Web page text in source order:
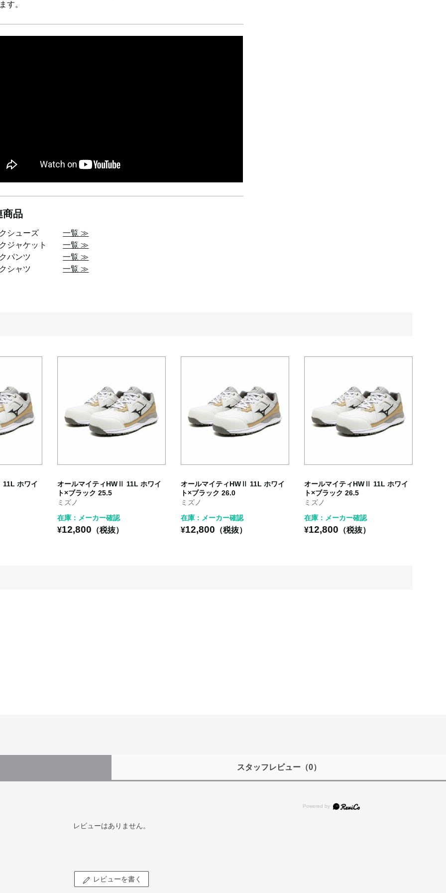
す。
商品
クシューズ一覧 ≫
クジャケット一覧 ≫
クパンツ一覧 ≫
クシャツ一覧 ≫
ホワイ
オールマイティHWⅡ 11L ホワイ
ト×ブラック 25.5
ミズノ
在庫：メーカー確認
¥12,800 （税抜）
オールマイティHWⅡ 11L ホワイ
ト×ブラック 26.0
ミズノ
在庫：メーカー確認
¥12,800 （税抜）
オールマイティHWⅡ 11L ホワイ
ト×ブラック 26.5
ミズノ
在庫：メーカー確認
¥12,800 （税抜）
スタッフレビュー（0）
レビューはありません。
レビューを書く